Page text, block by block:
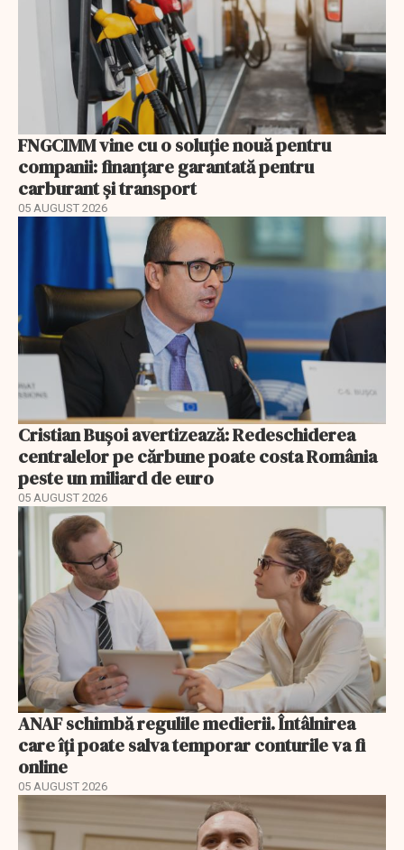
FNGCIMM vine cu o soluție nouă pentru
companii: finanțare garantată pentru
carburant și transport
05 AUGUST 2026
Cristian Bușoi avertizează: Redeschiderea
centralelor pe cărbune poate costa România
peste un miliard de euro
05 AUGUST 2026
ANAF schimbă regulile medierii. Întâlnirea
care îți poate salva temporar conturile va fi
online
05 AUGUST 2026